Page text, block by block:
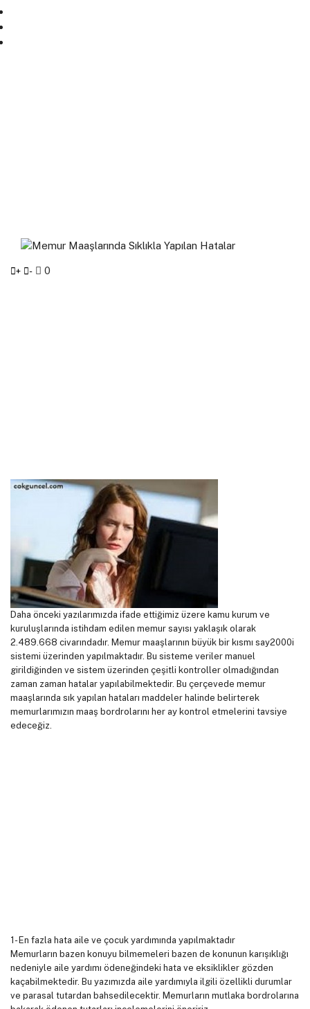
+ - 0
Daha önceki yazılarımızda ifade ettiğimiz üzere kamu kurum ve
kuruluşlarında istihdam edilen memur sayısı yaklaşık olarak
2.489.668 civarındadır. Memur maaşlarının büyük bir kısmı say2000i
sistemi üzerinden yapılmaktadır. Bu sisteme veriler manuel
girildiğinden ve sistem üzerinden çeşitli kontroller olmadığından
zaman zaman hatalar yapılabilmektedir. Bu çerçevede memur
maaşlarında sık yapılan hataları maddeler halinde belirterek
memurlarımızın maaş bordrolarını her ay kontrol etmelerini tavsiye
edeceğiz.
1- En fazla hata aile ve çocuk yardımında yapılmaktadır
Memurların bazen konuyu bilmemeleri bazen de konunun karışıklığı
nedeniyle aile yardımı ödeneğindeki hata ve eksiklikler gözden
kaçabilmektedir. Bu yazımızda aile yardımıyla ilgili özellikli durumlar
ve parasal tutardan bahsedilecektir. Memurların mutlaka bordrolarına